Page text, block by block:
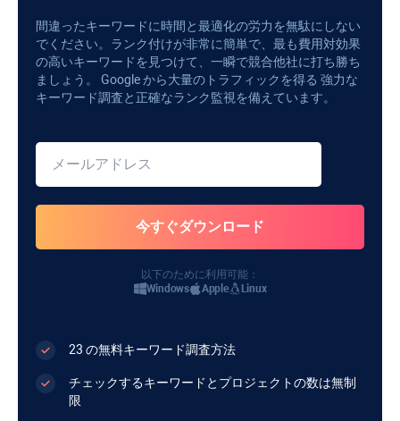
間違ったキーワードに時間と最適化の労力を無駄にしない
でください。ランク付けが非常に簡単で、最も費用対効果
の高いキーワードを見つけて、一瞬で競合他社に打ち勝ち
ましょう。 Google から大量のトラフィックを得る 強力な
キーワード調査と正確なランク監視を備えています。
以下のために利用可能：
Windows
Apple Linux
23 の無料キーワード調査方法
チェックするキーワードとプロジェクトの数は無制
限